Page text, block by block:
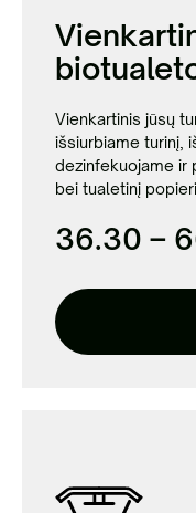
Vienkartinis jūsų
išsiurbiame turinį,
dezinfekuojame ir
bei tualetinį
36.30 –